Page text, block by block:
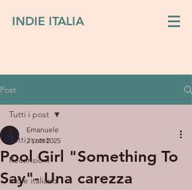
INDIE ITALIA
Post
Tutti i post
Recensioni
Indie italiano
Tutti i post
Pool Girl "Something To
Say"- Una carezza
Emanuele
21 ott 2025